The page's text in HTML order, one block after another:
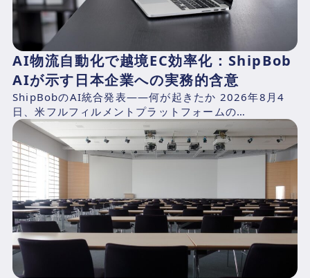
AI物流自動化で越境EC効率化：ShipBob
AIが示す日本企業への実務的含意
ShipBobのAI統合発表——何が起きたか 2026年8月4
日、米フルフィルメントプラットフォームの
ShipBob（本社：シカゴ、2014年創業、CEO：Dh...